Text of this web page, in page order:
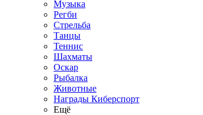
Музыка
Регби
Стрельба
Танцы
Теннис
Шахматы
Оскар
Рыбалка
Животные
Награды Киберспорт
Ещё